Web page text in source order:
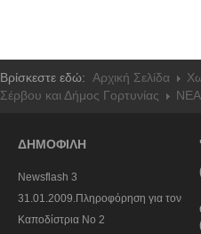
Βρίσκεστε εδώ: Αρχική Σελίδα
Σέρβου και Δήμος Γορτυνίας
NEA
ΔΗΜΟΦΙΛΗ
Newsflash 3
31.01.2009.Πληροφόρηση για τον
Καποδίστρια Νο 2